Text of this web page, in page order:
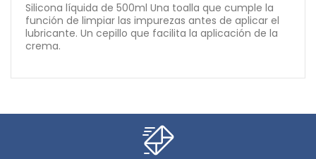
Silicona líquida de 500ml Una toalla que cumple la
función de limpiar las impurezas antes de aplicar el
lubricante. Un cepillo que facilita la aplicación de la
crema.